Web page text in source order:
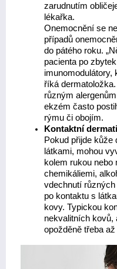
zarudnutím
lékařka.
Onemocnění se
případů
do pátého roku.
pacienta po
imunomodulátory,
říká
různým
ekzém často
rýmu či obojím.
Kontaktní
Pokud přijde
látkami, mohou
kolem rukou
chemikáliemi,
vdechnutí
po kontaktu s
kovy. Typickou
nekvalitních kovů,
opožděně třeba